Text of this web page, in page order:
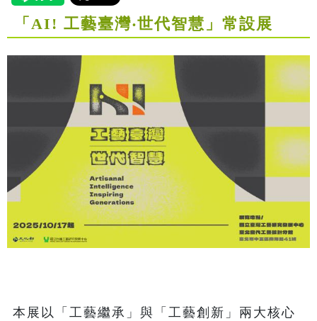
「AI! 工藝臺灣‧世代智慧」常設展
本展以「工藝繼承」與「工藝創新」兩大核心